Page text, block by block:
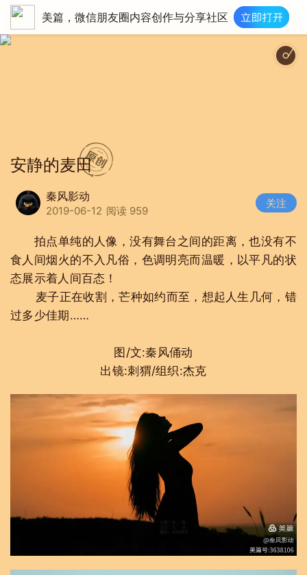
美篇，微信朋友圈内容创作与分享社区
安静的麦田
秦风影动
2019-06-12 阅读 959
关注
拍点单纯的人像，没有舞台之间的距离，也没有不
食人间烟火的不入凡俗，色调明亮而温暖，以平凡的状
态展示着人间百态！
麦子正在收割，芒种如约而至，想起人生几何，错
过多少佳期……
图/文:秦风俑动
出镜:刺猬/组织:杰克